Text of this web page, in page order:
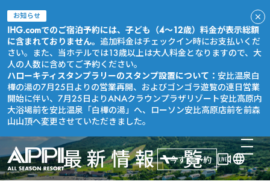
お知らせ
IHG.comでのご宿泊予約には、子ども（4～12歳）料金が表示総額
に含まれておりません。 追加料金はチェックイン時にお支払いくだ
さい。また、当ホテルでは13歳以上は大人料金となりますので、大
人の人数に含めてご予約ください。
ハローキティスタンプラリーのスタンプ設置について： 安比温泉白
樺の湯の7月25日よりの営業再開、およびゴンゴラ遊覧の連日営業
開始に伴い、7月25日よりANAクラウンプラザリゾート安比高原内
大浴場前を安比温泉「白樺の湯」へ、ローソン安比高原店前を前森
山山頂へ変更させていただきました。
今すぐ予約
最新情報一覧